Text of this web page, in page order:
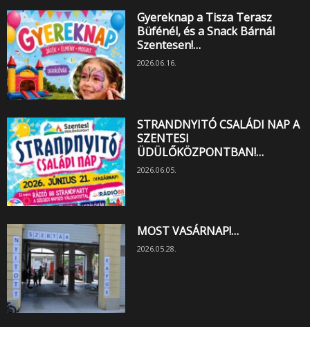
Gyereknap a Tisza Terasz
Büfénél, és a Snack Bárnál
Szentesen!…
2026.06.16.
STRANDNYITÓ CSALÁDI NAP A
SZENTESI
ÜDÜLŐKÖZPONTBAN!…
2026.06.05.
MOST VASÁRNAP!…
2026.05.28.